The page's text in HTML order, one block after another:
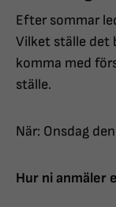
Efter sommar
Vilket ställe det
komma med
ställe.
När: Onsdag
Hur ni anmäler